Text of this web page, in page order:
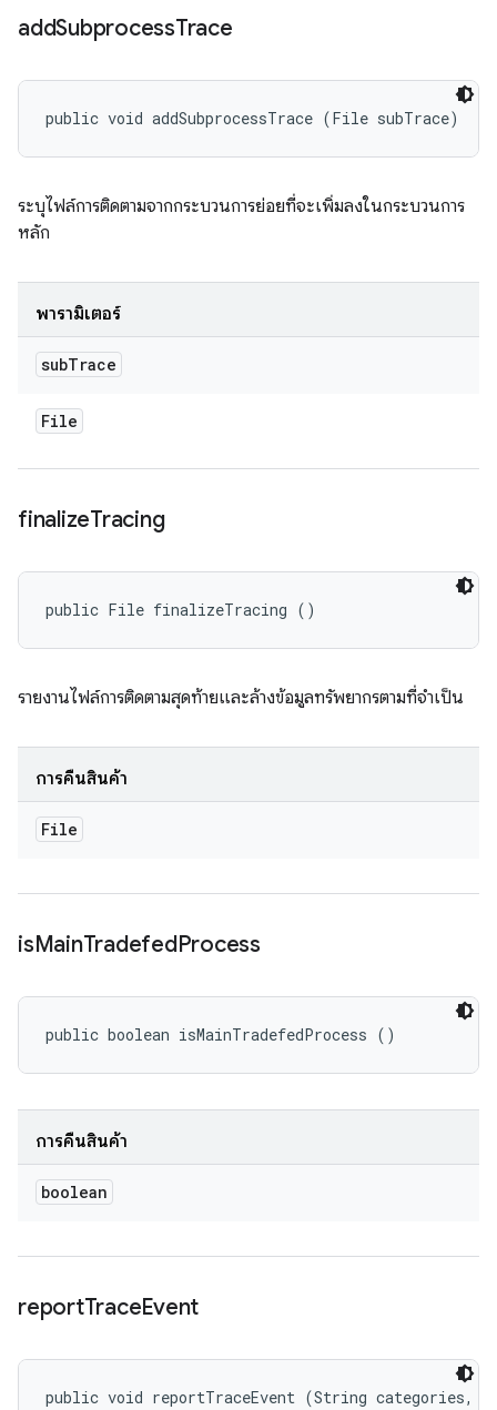
addSubprocessTrace
public void addSubprocessTrace (File subTrace)
ระบุไฟล์การติดตามจากกระบวนการย่อยที่จะเพิ่มลงในกระบวนการ
หลัก
พารามิเตอร์
subTrace
File
finalizeTracing
public File finalizeTracing ()
รายงานไฟล์การติดตามสุดท้ายและล้างข้อมูลทรัพยากรตามที่จำเป็น
การคืนสินค้า
File
isMainTradefedProcess
public boolean isMainTradefedProcess ()
การคืนสินค้า
boolean
reportTraceEvent
public void reportTraceEvent (String categories,